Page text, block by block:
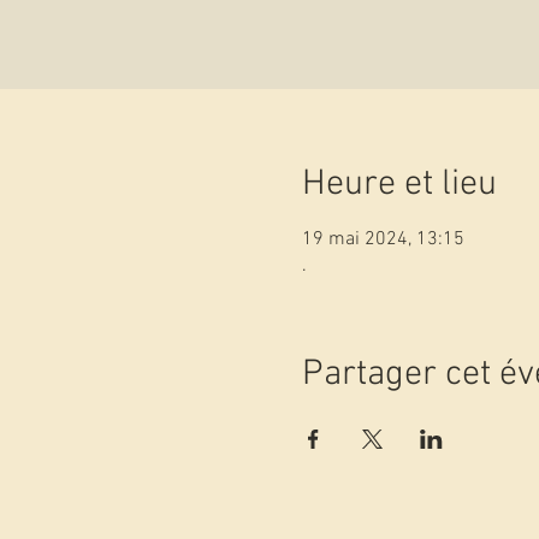
Heure et lieu
19 mai 2024, 13:15
.
Partager cet